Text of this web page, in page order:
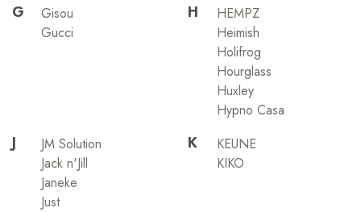
G
Gisou
Gucci
H
HEMPZ
Heimish
Holifrog
Hourglass
Huxley
Hypno Casa
J
JM Solution
Jack n'Jill
Janeke
Just
K
KEUNE
KIKO